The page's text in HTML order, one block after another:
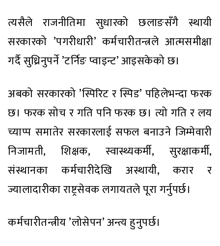
त्यसैले राजनीतिमा सुधारको छलाङसँगै स्थायी
सरकारको ’पगरीधारी’ कर्मचारीतन्त्रले आत्मसमीक्षा
गर्दै सुध्रिनुपर्ने ’टर्निङ प्वाइन्ट’ आइसकेको छ।
अबको सरकारको ’स्पिरिट र स्पिड’ पहिलेभन्दा फरक
छ। फरक सोच र गति पनि फरक छ। त्यो गति र लय
च्याप्प समातेर सरकारलाई सफल बनाउने जिम्मेवारी
निजामती, शिक्षक, स्वास्थ्यकर्मी, सुरक्षाकर्मी,
संस्थानका कर्मचारीदेखि अस्थायी, करार र
ज्यालादारीका राष्ट्रसेवक लगायतले पूरा गर्नुपर्छ।
कर्मचारीतन्त्रीय ’लोसेपन’ अन्त्य हुनुपर्छ।